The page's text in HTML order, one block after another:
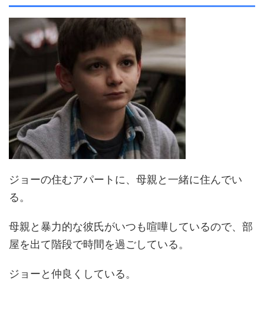
ジョーの住むアパートに、母親と一緒に住んでい
る。
母親と暴力的な彼氏がいつも喧嘩しているので、部
屋を出て階段で時間を過ごしている。
ジョーと仲良くしている。